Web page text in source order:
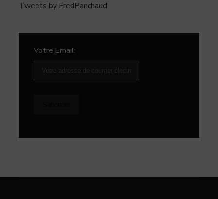
Tweets by FredPanchaud
Votre Email: